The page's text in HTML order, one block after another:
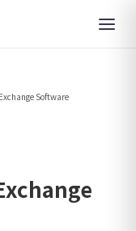
Software